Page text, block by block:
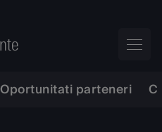
Oportunitati parteneri